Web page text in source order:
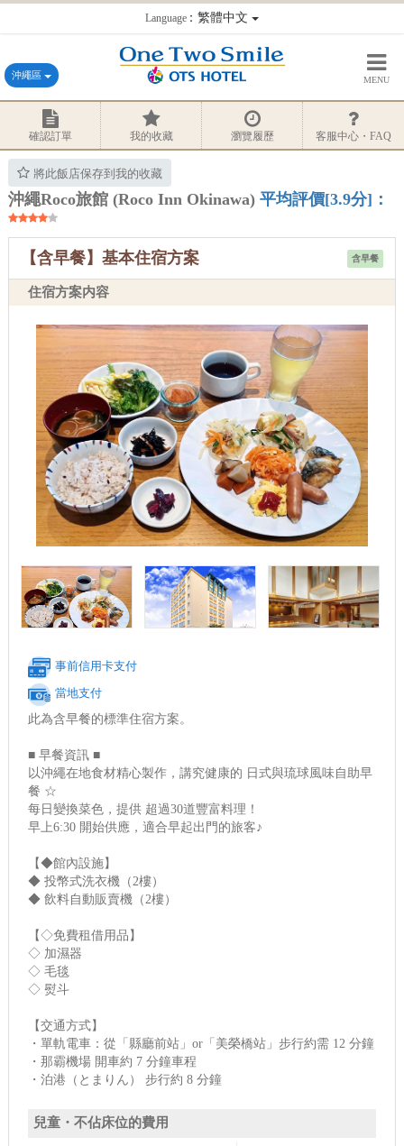
Language：繁體中文
沖繩區 MENU
確認訂單 我的收藏 瀏覽履歷 客服中心・FAQ
將此飯店保存到我的收藏
沖繩Roco旅館 (Roco Inn Okinawa) 平均評價[3.9分]：
含早餐
【含早餐】基本住宿方案
住宿方案内容
事前信用卡支付
當地支付
此為含早餐的標準住宿方案。
■ 早餐資訊 ■
以沖繩在地食材精心製作，講究健康的 日式與琉球風味自助早
餐 ☆
每日變換菜色，提供 超過30道豐富料理！
早上6:30 開始供應，適合早起出門的旅客♪
【◆館內設施】
◆ 投幣式洗衣機（2樓）
◆ 飲料自動販賣機（2樓）
【◇免費租借用品】
◇ 加濕器
◇ 毛毯
◇ 熨斗
【交通方式】
・單軌電車：從「縣廳前站」or「美榮橋站」步行約需 12 分鐘
・那霸機場 開車約 7 分鐘車程
・泊港（とまりん） 步行約 8 分鐘
兒童・不佔床位的費用